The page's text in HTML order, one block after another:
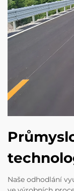
Naše odhodlání